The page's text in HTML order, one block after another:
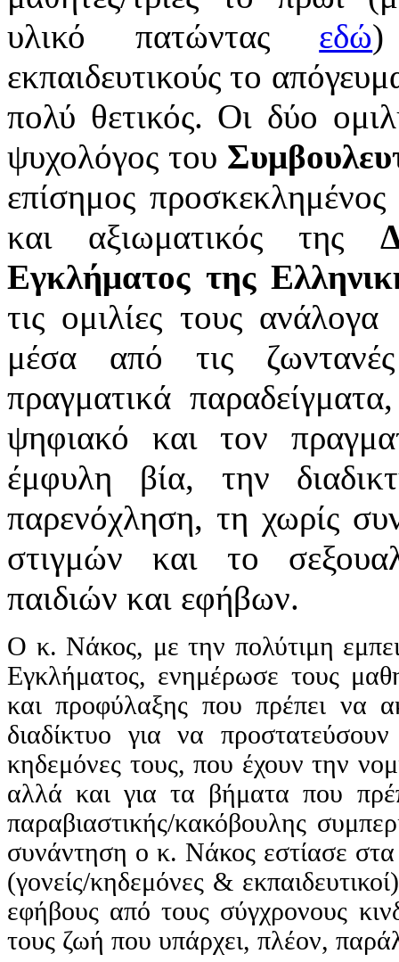
υλικό πατώντας εδώ)
εκπαιδευτικούς το
πολύ θετικός. Οι δύο
ψυχολόγος του
επίσημος προσκεκλημένος
και αξιωματικός της
Εγκλήματος της
τις ομιλίες τους
μέσα από τις
πραγματικά
ψηφιακό και τον
έμφυλη βία, την
παρενόχληση, τη χωρίς
στιγμών και το
παιδιών και εφήβων.
Ο κ. Νάκος, με την πολύτιμη
Εγκλήματος, ενημέρωσε τους
και προφύλαξης που πρέπει να
διαδίκτυο για να
κηδεμόνες τους, που έχουν την
αλλά και για τα βήματα που
παραβιαστικής/κακόβουλης
συνάντηση ο κ. Νάκος εστίασε στα
(γονείς/κηδεμόνες &
εφήβους από τους σύγχρονους
τους ζωή που υπάρχει, πλέον,